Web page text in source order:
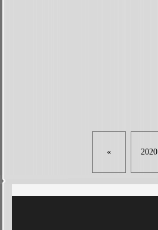
« 2020